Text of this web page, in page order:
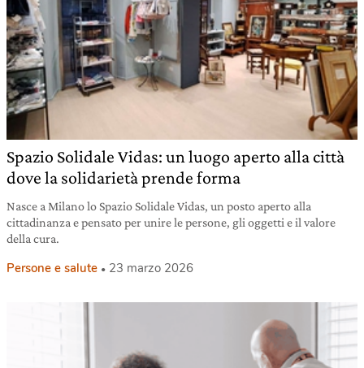
Spazio Solidale Vidas: un luogo aperto alla città
dove la solidarietà prende forma
Nasce a Milano lo Spazio Solidale Vidas, un posto aperto alla
cittadinanza e pensato per unire le persone, gli oggetti e il valore
della cura.
Persone e salute 23 marzo 2026